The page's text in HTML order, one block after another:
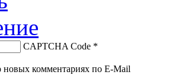
CAPTCHA Code *
новых комментариях по E-Mail